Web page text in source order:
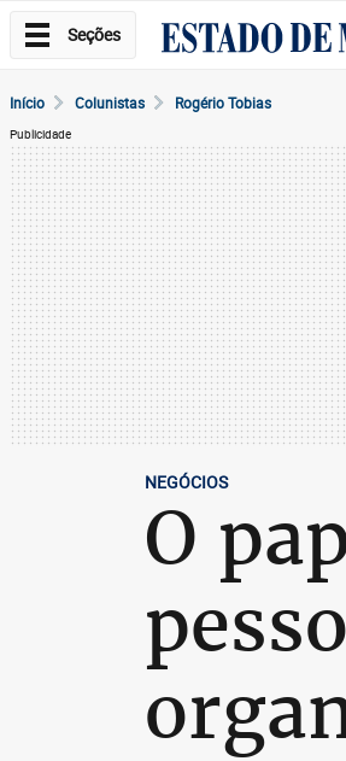
Seções
Início Colunistas Rogério Tobias
Publicidade
NEGÓCIOS
O